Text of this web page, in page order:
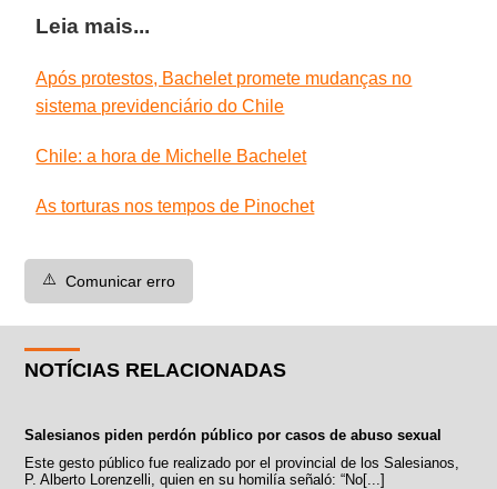
Leia mais...
Após protestos, Bachelet promete mudanças no
sistema previdenciário do Chile
Chile: a hora de Michelle Bachelet
As torturas nos tempos de Pinochet
⚠️ Comunicar erro
NOTÍCIAS RELACIONADAS
Salesianos piden perdón público por casos de abuso sexual
Este gesto público fue realizado por el provincial de los Salesianos,
P. Alberto Lorenzelli, quien en su homilía señaló: “No[...]